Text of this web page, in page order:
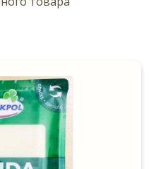
Развернутое
вложенное
меню
Развернутое
вложенное
меню
Развернутое